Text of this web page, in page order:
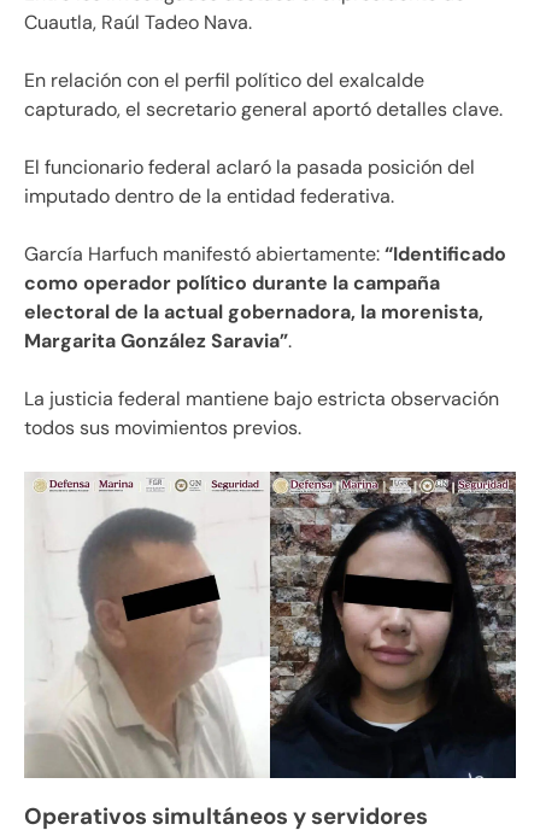
Cuautla, Raúl Tadeo Nava.
En relación con el perfil político del exalcalde
capturado, el secretario general aportó detalles clave.
El funcionario federal aclaró la pasada posición del
imputado dentro de la entidad federativa.
García Harfuch manifestó abiertamente:“Identificado
como operador político durante la campaña
electoral de la actual gobernadora, la morenista,
Margarita González Saravia”.
La justicia federal mantiene bajo estricta observación
todos sus movimientos previos.
Operativos simultáneos y servidores